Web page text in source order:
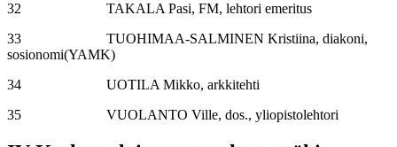
32 TAKALA Pasi, FM, lehtori emeritus
33 TUOHIMAA-SALMINEN Kristiina, diakoni,
sosionomi(YAMK)
34 UOTILA Mikko, arkkitehti
35 VUOLANTO Ville, dos., yliopistolehtori